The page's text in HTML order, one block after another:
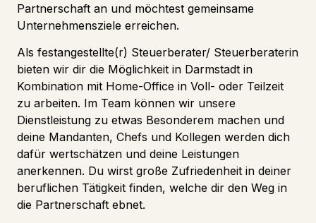
Partnerschaft an und möchtest gemeinsame
Unternehmensziele erreichen.
Als festangestellte(r) Steuerberater/ Steuerberaterin
bieten wir dir die Möglichkeit in Darmstadt in
Kombination mit Home-Office in Voll- oder Teilzeit
zu arbeiten. Im Team können wir unsere
Dienstleistung zu etwas Besonderem machen und
deine Mandanten, Chefs und Kollegen werden dich
dafür wertschätzen und deine Leistungen
anerkennen. Du wirst große Zufriedenheit in deiner
beruflichen Tätigkeit finden, welche dir den Weg in
die Partnerschaft ebnet.